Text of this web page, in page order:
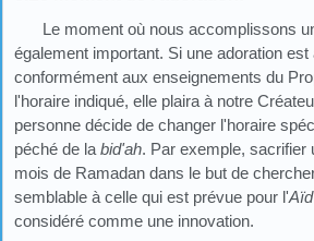
Le moment où nous accomplissons
également important. Si une adoration
conformément aux enseignements du
l'horaire indiqué, elle plaira à notre
personne décide de changer l'horaire
péché de la bid'ah. Par exemple, sacrifier
mois de Ramadan dans le but de
semblable à celle qui est prévue pour l'
considéré comme une innovation.